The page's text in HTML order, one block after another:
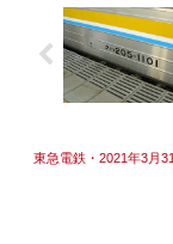
東急電鉄・2021年3月